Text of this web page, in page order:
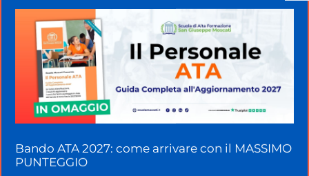
Dal 2026, lesupplenze brevi nella scuola
secondariasubiranno una rivoluzione. La
stringenti, eliminando la possibilità di ricorrere a
Bando ATA 2027: come arrivare con il MASSIMO
PUNTEGGIO